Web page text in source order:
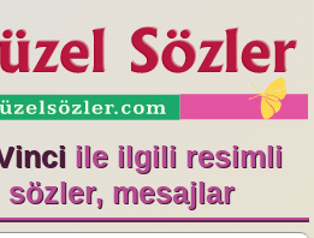
ile ilgili resimli
sözler, mesajlar